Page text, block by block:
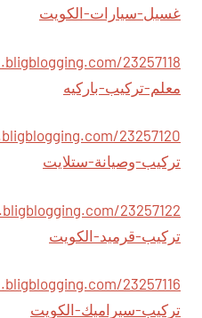
غسيل-سيارات-الكويت
معلم-تركيب-باركيه
تركيب-وصيانة-ستلايت
تركيب-قرميد-الكويت
تركيب-سيراميك-الكويت